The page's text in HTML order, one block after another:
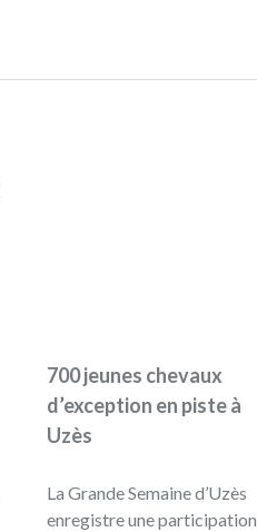
700 jeunes chevaux
d’exception en piste à
Uzès
La Grande Semaine d’Uzès
enregistre une participation